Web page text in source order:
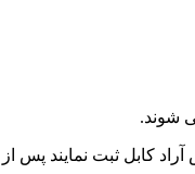
شوند.